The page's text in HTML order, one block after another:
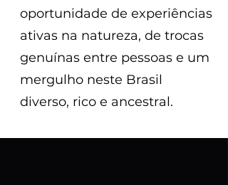
oportunidade de experiências
ativas na natureza, de trocas
genuínas entre pessoas e um
mergulho neste Brasil
diverso, rico e ancestral.​